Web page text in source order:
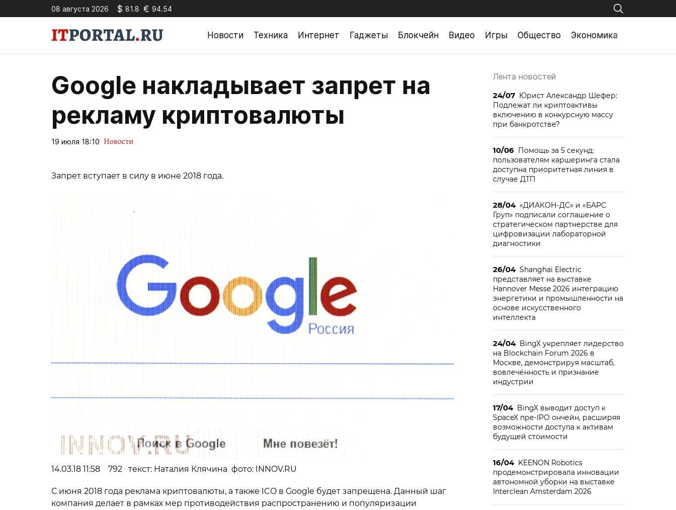
08 августа 2026 $ 81.8 € 94.54
Новости Техника Интернет Гаджеты Блокчейн Видео Игры Общество Экономика
Google накладывает запрет на
рекламу криптовалюты
19 июля 18:10 Новости
Запрет вступает в силу в июне 2018 года.
14.03.18 11:58 792 текст: Наталия Клячина фото: INNOV.RU
С июня 2018 года реклама криптовалюты, а также ICO в Google будет запрещена. Данный шаг
компания делает в рамках мер противодействия распространению и популяризации
Лента новостей
24/07 Юрист Александр Шефер:
Подлежат ли криптоактивы
включению в конкурсную массу
при банкротстве?
10/06 Помощь за 5 секунд:
пользователям каршеринга стала
доступна приоритетная линия в
случае ДТП
28/04 «ДИАКОН-ДС» и «БАРС
Груп» подписали соглашение о
стратегическом партнерстве для
цифровизации лабораторной
диагностики
26/04 Shanghai Electric
представляет на выставке
Hannover Messe 2026 интеграцию
энергетики и промышленности на
основе искусственного
интеллекта
24/04 BingX укрепляет лидерство
на Blockchain Forum 2026 в
Москве, демонстрируя масштаб,
вовлечённость и признание
индустрии
17/04 BingX выводит доступ к
SpaceX пре-IPO ончейн, расширяя
возможности доступа к активам
будущей стоимости
16/04 KEENON Robotics
продемонстрировала инновации
автономной уборки на выставке
Interclean Amsterdam 2026